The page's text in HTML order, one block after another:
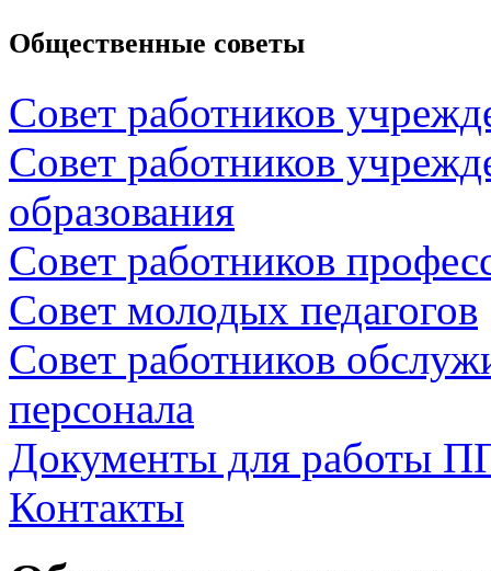
Общественные советы
Совет работников
Совет работников
образования
Совет работников
Совет молодых педагогов
Совет работников
персонала
Документы для работы
Контакты